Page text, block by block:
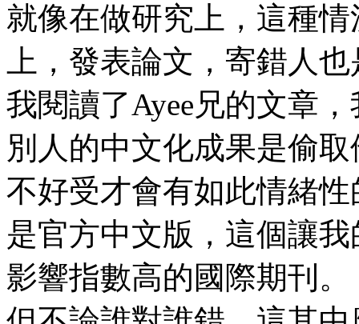
就像在做研究上，這種
上，發表論文，寄錯人
我閱讀了Ayee兄的文章
別人的中文化成果是偷
不好受才會有如此情緒
是官方中文版，這個讓
影響指數高的國際期刊。